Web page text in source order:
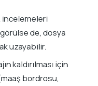
incelemeleri
de, dosya
uzayabilir.
kaldırılması için
bordrosu,